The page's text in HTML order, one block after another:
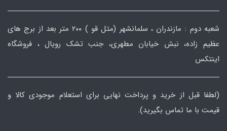
شعبه دوم : مازندران ، سلمانشهر (متل قو ) ۲۰۰ متر بعد از برج های
عظیم زاده، نبش خیابان مطهری، جنب تشک رویال ، فروشگاه
اینتکس
(لطفا قبل از خرید و پرداخت نهایی برای استعلام موجودی کالا و
قیمت با ما تماس بگیرید).